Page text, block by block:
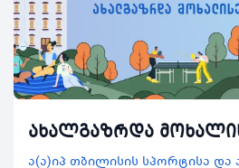
ახალგაზრდა
ა(ა)იპ თბილისის სპორტისა